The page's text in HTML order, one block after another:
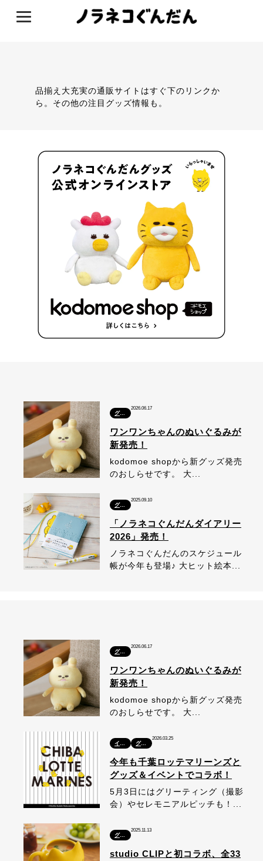
品揃え大充実の通販サイトはすぐ下のリンクか
ら。その他の注目グッズ情報も。
グッズ
2026.06.17
ワンワンちゃんのぬいぐるみが
新発売！
kodomoe shopから新グッズ発売
のおしらせです。 大...
グッズ
2025.09.10
「ノラネコぐんだんダイアリー
2026」発売！
ノラネコぐんだんのスケジュール
帳が今年も登場♪ 大ヒット絵本...
グッズ
2026.06.17
ワンワンちゃんのぬいぐるみが
新発売！
kodomoe shopから新グッズ発売
のおしらせです。 大...
イベント グッズ
2026.03.25
今年も千葉ロッテマリーンズと
グッズ＆イベントでコラボ！
5月3日にはグリーティング（撮影
会）やセレモニアルピッチも！...
グッズ
2025.11.13
studio CLIPと初コラボ、全33